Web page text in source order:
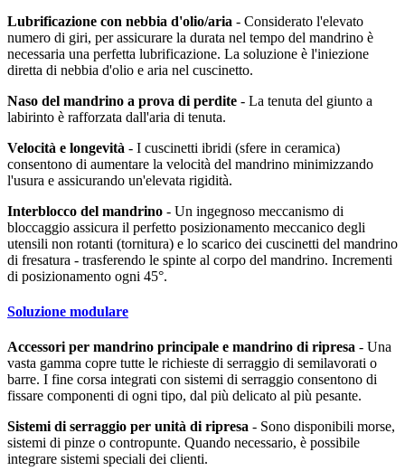
Lubrificazione con nebbia d'olio/aria - Considerato l'elevato
numero di giri, per assicurare la durata nel tempo del mandrino è
necessaria una perfetta lubrificazione. La soluzione è l'iniezione
diretta di nebbia d'olio e aria nel cuscinetto.
Naso del mandrino a prova di perdite - La tenuta del giunto a
labirinto è rafforzata dall'aria di tenuta.
Velocità e longevità - I cuscinetti ibridi (sfere in ceramica)
consentono di aumentare la velocità del mandrino minimizzando
l'usura e assicurando un'elevata rigidità.
Interblocco del mandrino - Un ingegnoso meccanismo di
bloccaggio assicura il perfetto posizionamento meccanico degli
utensili non rotanti (tornitura) e lo scarico dei cuscinetti del mandrino
di fresatura - trasferendo le spinte al corpo del mandrino. Incrementi
di posizionamento ogni 45°.
Soluzione modulare
Accessori per mandrino principale e mandrino di ripresa - Una
vasta gamma copre tutte le richieste di serraggio di semilavorati o
barre. I fine corsa integrati con sistemi di serraggio consentono di
fissare componenti di ogni tipo, dal più delicato al più pesante.
Sistemi di serraggio per unità di ripresa - Sono disponibili morse,
sistemi di pinze o contropunte. Quando necessario, è possibile
integrare sistemi speciali dei clienti.